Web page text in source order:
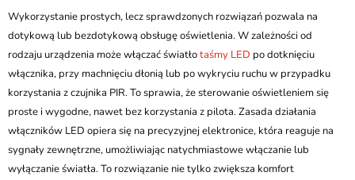
Wykorzystanie prostych, lecz sprawdzonych rozwiązań pozwala na
dotykową lub bezdotykową obsługę oświetlenia. W zależności od
rodzaju urządzenia może włączać światłotaśmy LED po dotknięciu
włącznika, przy machnięciu dłonią lub po wykryciu ruchu w przypadku
korzystania z czujnika PIR. To sprawia, że sterowanie oświetleniem się
proste i wygodne, nawet bez korzystania z pilota. Zasada działania
włączników LED opiera się na precyzyjnej elektronice, która reaguje na
sygnały zewnętrzne, umożliwiając natychmiastowe włączanie lub
wyłączanie światła. To rozwiązanie nie tylko zwiększa komfort